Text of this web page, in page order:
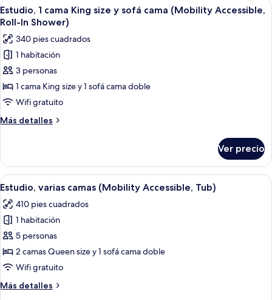
cama
(Hearing
Accessible)
King
size
sofá
cama
(Hearing
Accessible)
Abrir
todas
las
fotos
de
Estudio,
1
cama
King
size
sofá
cama
(Mobility
Accessible,
Roll-
In
Shower)
5
Estudio, 1 cama King size y sofá cama (Mobility Accessible,
Roll-In Shower)
340 pies cuadrados
1 habitación
3 personas
1 cama King size y 1 sofá cama doble
Wifi gratuito
Más detalles
Más
1
cama
King
y
sofá
cama
(Mobility
Accessible,
Roll-
In
Shower)
Ver precio
Abrir
todas
las
fotos
de
Estudio,
varias
(Mobility
Habitación de hotel con una cama
5
Estudio, varias camas (Mobility Accessible, Tub)
410 pies cuadrados
1 habitación
5 personas
2 camas Queen size y 1 sofá cama doble
Wifi gratuito
Más detalles
Más